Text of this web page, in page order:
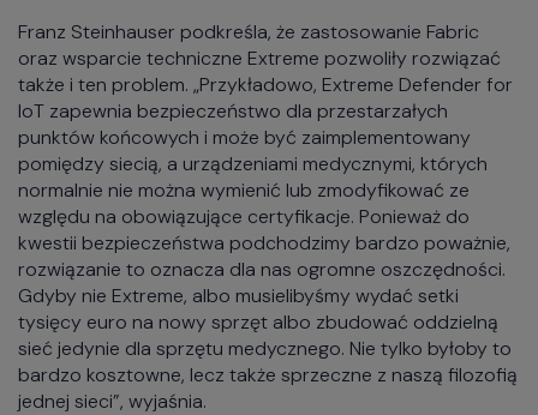
Franz Steinhauser podkreśla, że zastosowanie Fabric
oraz wsparcie techniczne Extreme pozwoliły rozwiązać
także i ten problem. „Przykładowo, Extreme Defender for
IoT zapewnia bezpieczeństwo dla przestarzałych
punktów końcowych i może być zaimplementowany
pomiędzy siecią, a urządzeniami medycznymi, których
normalnie nie można wymienić lub zmodyfikować ze
względu na obowiązujące certyfikacje. Ponieważ do
kwestii bezpieczeństwa podchodzimy bardzo poważnie,
rozwiązanie to oznacza dla nas ogromne oszczędności.
Gdyby nie Extreme, albo musielibyśmy wydać setki
tysięcy euro na nowy sprzęt albo zbudować oddzielną
sieć jedynie dla sprzętu medycznego. Nie tylko byłoby to
bardzo kosztowne, lecz także sprzeczne z naszą filozofią
jednej sieci”, wyjaśnia.